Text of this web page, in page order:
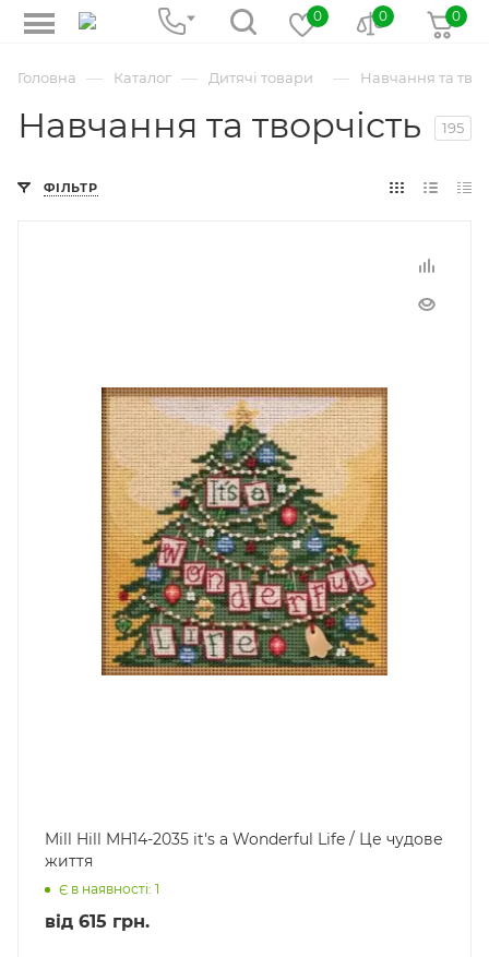
0
0 0
Головна — Каталог — Дитячі товари — Навчання та
Навчання та творчість 195
ФІЛЬТР
Mill Hill MH14-2035 it's a Wonderful Life / Це чудове
життя
Є в наявності: 1
від 615 грн.